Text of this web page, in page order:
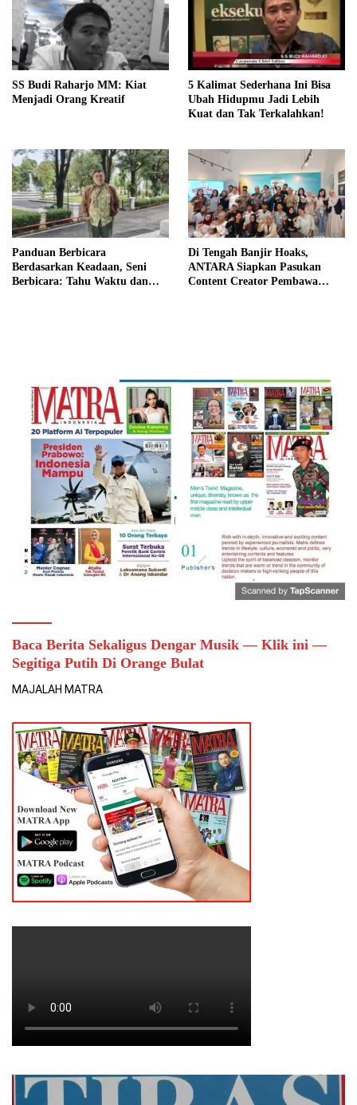
SS Budi Raharjo MM: Kiat
Menjadi Orang Kreatif
5 Kalimat Sederhana Ini Bisa
Ubah Hidupmu Jadi Lebih
Kuat dan Tak Terkalahkan!
Panduan Berbicara
Berdasarkan Keadaan, Seni
Berbicara: Tahu Waktu dan
Di Tengah Banjir Hoaks,
ANTARA Siapkan Pasukan
Content Creator Pembawa
Baca Berita Sekaligus Dengar Musik — Klik ini —
Segitiga Putih Di Orange Bulat
MAJALAH MATRA